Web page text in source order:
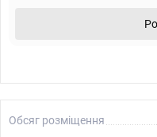
Обсяг розміщення